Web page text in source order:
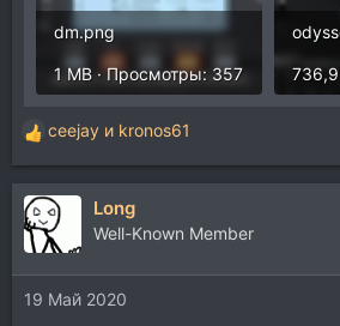
dm.png
1 MB · Просмотры: 357
Р
е
а
к
ц
и
и
:
ceejay и kronos61
Long
Well-Known Member
19 Май 2020